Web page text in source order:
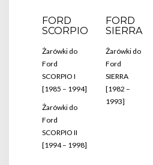
FORD
SCORPIO
Żarówki do
Ford
SCORPIO I
[1985 – 1994]
Żarówki do
Ford
SCORPIO II
[1994 – 1998]
FORD
SIERRA
Żarówki do
Ford
SIERRA
[1982 –
1993]